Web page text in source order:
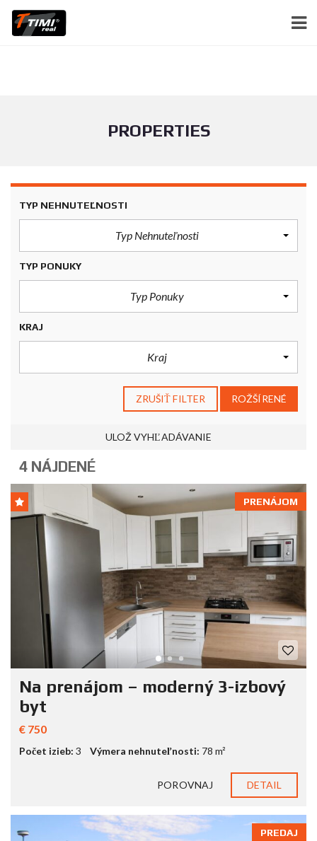
PROPERTIES
TYP NEHNUTEĽNOSTI
Typ Nehnuteľnosti
TYP PONUKY
Typ Ponuky
KRAJ
Kraj
ZRUŠIŤ FILTER ROŽŠÍRENÉ
ULOŽ VYHĽADÁVANIE
4 NÁJDENÉ
PRENÁJOM
Na prenájom – moderný 3-izbový
byt
€ 750
Počet izieb: 3 Výmera nehnuteľnosti: 78 m²
POROVNAJ DETAIL
PREDAJ